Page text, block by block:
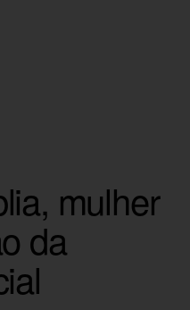
mulher
da